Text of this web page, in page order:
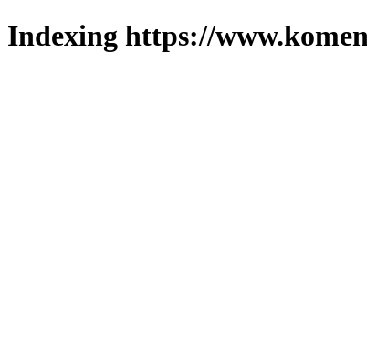
Indexing https://